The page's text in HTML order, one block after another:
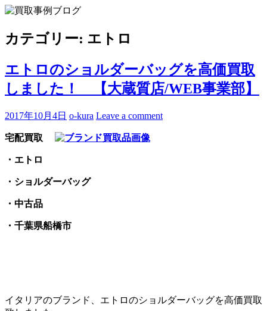
Skip
content
ポイントや高額買取のコツをお知らせします。
カテゴリー: エトロ
エトロのショルダーバッグを高価買取
しました！ 【大蔵質店/WEB事業部】
2017年10月4日 o-kura Leave a comment
宅配買取
・エトロ
・ショルダーバッグ
・中古品
・千葉県船橋市
イタリアのブランド、エトロのショルダーバッグを高価買取